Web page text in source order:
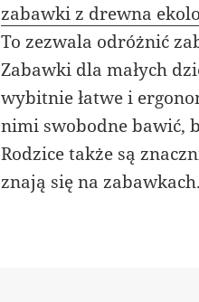
zabawki z drewna
To zezwala odróżnić
Zabawki dla małych
wybitnie łatwe i
nimi swobodne bawić,
Rodzice także są
znają się na zabawkach.